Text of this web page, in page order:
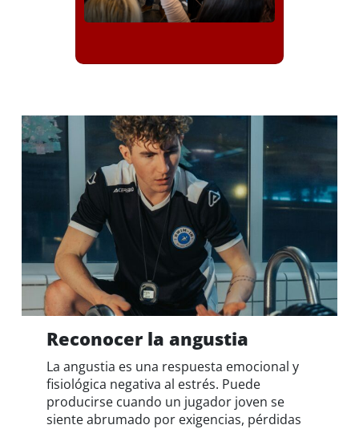
recursos.
Conoce tus límites: remite a
los apoyos y servicios
especializados, según sea
necesario.
Reconocer la angustia
La angustia es una respuesta emocional y
fisiológica negativa al estrés. Puede
producirse cuando un jugador joven se
siente abrumado por exigencias, pérdidas